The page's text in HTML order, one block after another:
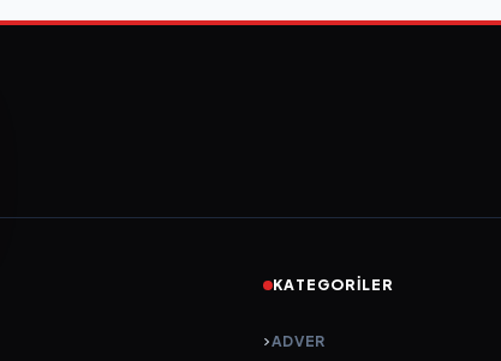
KATEGORILER
ADVER